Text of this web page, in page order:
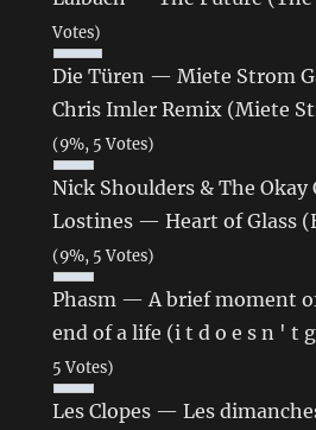
Votes)
Die Türen — Miete Strom
Chris Imler Remix (Miete
(9%, 5 Votes)
Nick Shoulders & The Okay
Lostines — Heart of Glass
(9%, 5 Votes)
Phasm — A brief moment
end of a life (i t d o e s n ' t
5 Votes)
Les Clopes — Les